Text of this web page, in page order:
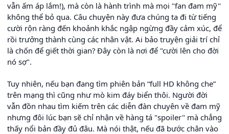
vẫn ấm áp lắm!), mà còn là hành trình mà mọi "fan đam mỹ"
không thể bỏ qua. Câu chuyện này đưa chúng ta đi từ tiếng
cười rộn ràng đến khoảnh khắc ngập ngừng đầy cảm xúc, để
rồi trưởng thành cùng các nhân vật. Ai bảo truyện giải trí chỉ
là chốn để giết thời gian? Đây còn là nơi để "cười lên cho đời
nó sợ".
Tuy nhiên, nếu bạn đang tìm phiên bản “full HD không che”
trên mạng thì cũng như mò kim đáy biển thôi. Người đời
vẫn đồn nhau tìm kiếm trên các diễn đàn chuyên về đam mỹ
nhưng đôi lúc bạn sẽ chỉ nhận về hàng tá "spoiler" mà chẳng
thấy nổi bản đầy đủ đâu. Mà nói thật, nếu đã bước chân vào